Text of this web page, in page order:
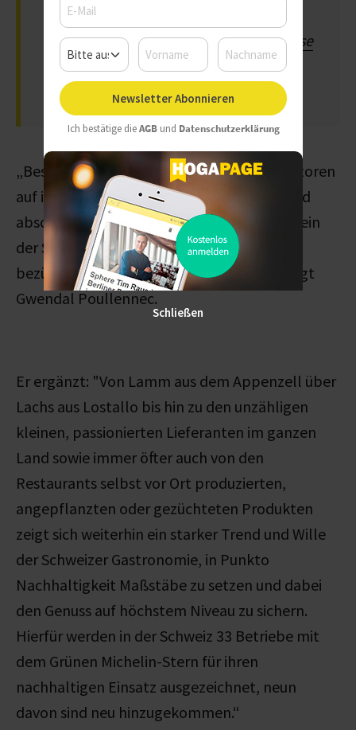
Deutsche Spitzengastronomen
Guide Michelin Frankreich 2023: Diese
Restaurants erhielten Sterne
„Besonders aufgefallen ist unseren Inspektoren
auf ihren Reisen ein stetig wachsendes – und
absolut gerechtfertigtes – Selbstbewusstsein
der Schweizer Köche und Produzenten
bezüglich ihrer regionalen Erzeugnisse“, sagt
Gwendal Poullennec.
Er ergänzt: "Von Lamm aus dem Appenzell über
Lachs aus Lostallo bis hin zu den unzähligen
kleinen, passionierten Lieferanten im ganzen
Land sowie immer öfter auch von den
Restaurants selbst vor Ort produzierten,
angepflanzten oder gezüchteten Produkten
zeigt sich weiterhin ein starker Trend und Wille
der Schweizer Gastronomie, in Punkto
Nachhaltigkeit Maßstäbe zu setzen und dabei
den Genuss auf höchstem Niveau zu sichern.
Hierfür werden in der Schweiz 33 Betriebe mit
dem Grünen Michelin-Stern für ihren
nachhaltigen Einsatz ausgezeichnet, neun
davon sind neu hinzugekommen.“
Newsletter Abonnieren
Ich bestätige dieAGBund Datenschutzerklärung
Schließen